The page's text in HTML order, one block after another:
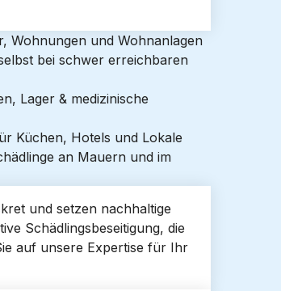
Wohnungen und Wohnanlagen
bei schwer erreichbaren
Lager & medizinische
Küchen, Hotels und Lokale
an Mauern und im
und setzen nachhaltige
Schädlingsbeseitigung, die
auf unsere Expertise für Ihr